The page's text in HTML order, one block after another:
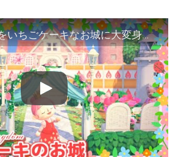
【あつ森】自宅をいちごケーキなお城に大変身させちゃいました🍓【島作り】【あつまれどうぶつの森】